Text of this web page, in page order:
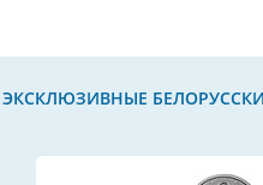
ЭКСКЛЮЗИВНЫЕ